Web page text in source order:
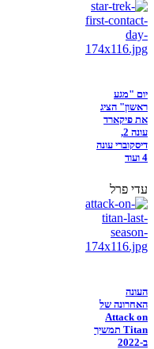
יום "מגע
ראשון" הציג
את פיקארד
עונה 2,
דיסקוברי עונה
4 ועוד
עדי פרל
העונה
האחרונה של
Attack on
Titan תמשיך
ב-2022